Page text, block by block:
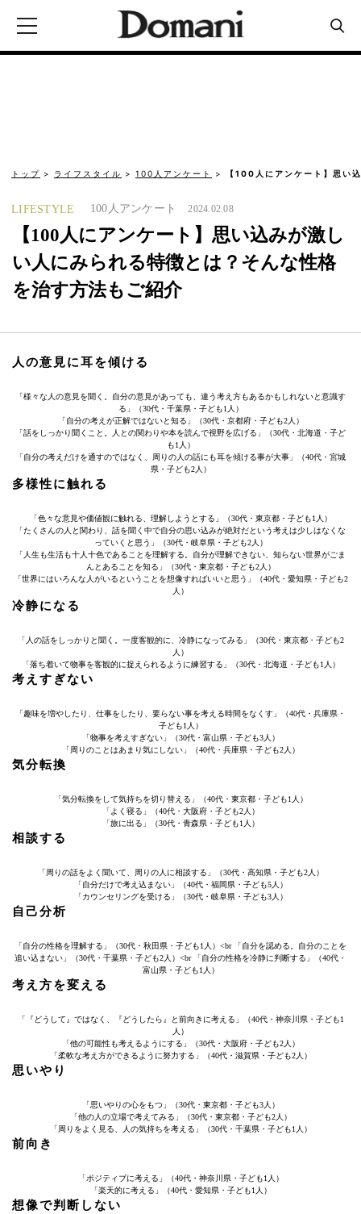
トップ ライフスタイル 100人アンケート 【100人にアンケート】思い
LIFESTYLE 100人アンケート 2024.02.08
【100人にアンケート】思い込みが激し
い人にみられる特徴とは？そんな性格
を治す方法もご紹介
人の意見に耳を傾ける
「様々な人の意見を聞く。自分の意見があっても、違う考え方もあるかもしれないと意識す
る」（30代・千葉県・子ども1人）
「自分の考えが正解ではないと知る」（30代・京都府・子ども2人）
「話をしっかり聞くこと。人との関わりや本を読んで視野を広げる」（30代・北海道・子ど
も1人）
「自分の考えだけを通すのではなく、周りの人の話にも耳を傾ける事が大事」（40代・宮城
県・子ども2人）
多様性に触れる
「色々な意見や価値観に触れる、理解しようとする」（30代・東京都・子ども1人）
「たくさんの人と関わり、話を聞く中で自分の思い込みが絶対だという考えは少しはなくな
っていくと思う」（30代・岐阜県・子ども2人）
「人生も生活も十人十色であることを理解する。自分が理解できない、知らない世界がごま
んとあることを知る」（30代・東京都・子ども2人）
「世界にはいろんな人がいるということを想像すればいいと思う」（40代・愛知県・子ども2
人）
冷静になる
「人の話をしっかりと聞く。一度客観的に、冷静になってみる」（30代・東京都・子ども2
人）
「落ち着いて物事を客観的に捉えられるように練習する」（30代・北海道・子ども1人）
考えすぎない
「趣味を増やしたり、仕事をしたり、要らない事を考える時間をなくす」（40代・兵庫県・
子ども1人）
「物事を考えすぎない」（30代・富山県・子ども3人）
「周りのことはあまり気にしない」（40代・兵庫県・子ども2人）
気分転換
「気分転換をして気持ちを切り替える」（40代・東京都・子ども1人）
「よく寝る」（40代・大阪府・子ども2人）
「旅に出る」（30代・青森県・子ども1人）
相談する
「周りの話をよく聞いて、周りの人に相談する」（30代・高知県・子ども2人）
「自分だけで考え込まない」（40代・福岡県・子ども5人）
「カウンセリングを受ける」（30代・岐阜県・子ども3人）
自己分析
「自分の性格を理解する」（30代・秋田県・子ども1人）<br 「自分を認める。自分のことを
追い込まない」（30代・千葉県・子ども2人）<br 「自分の性格を冷静に判断する」（40代・
富山県・子ども1人）
考え方を変える
「『どうして』ではなく、『どうしたら』と前向きに考える」（40代・神奈川県・子ども1
人）
「他の可能性も考えるようにする」（30代・大阪府・子ども2人）
「柔軟な考え方ができるように努力する」（40代・滋賀県・子ども2人）
思いやり
「思いやりの心をもつ」（30代・東京都・子ども3人）
「他の人の立場で考えてみる」（30代・東京都・子ども2人）
「周りをよく見る、人の気持ちを考える」（30代・千葉県・子ども1人）
前向き
「ポジティブに考える」（40代・神奈川県・子ども1人）
「楽天的に考える」（40代・愛知県・子ども1人）
想像で判断しない